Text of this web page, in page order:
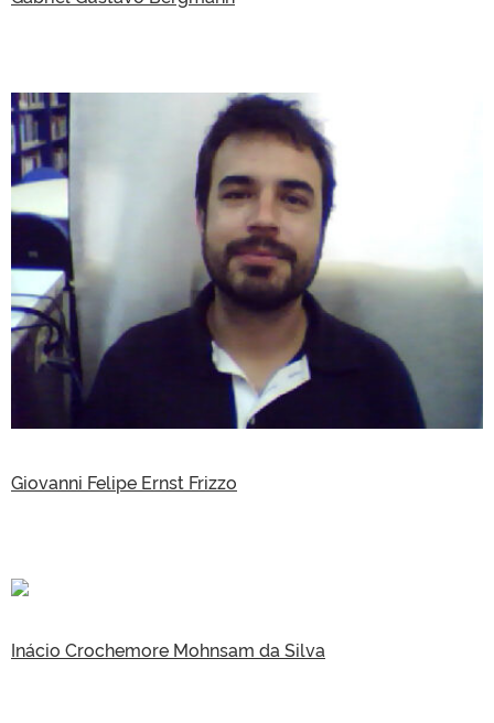
Giovanni Felipe Ernst Frizzo
Inácio Crochemore Mohnsam da Silva